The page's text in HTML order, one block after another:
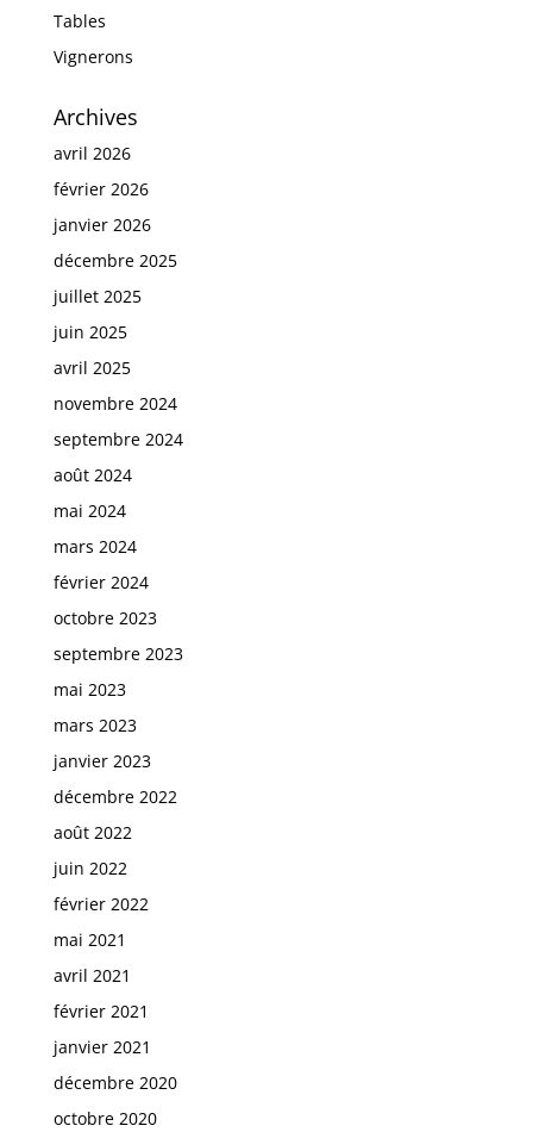
Tables
Vignerons
Archives
avril 2026
février 2026
janvier 2026
décembre 2025
juillet 2025
juin 2025
avril 2025
novembre 2024
septembre 2024
août 2024
mai 2024
mars 2024
février 2024
octobre 2023
septembre 2023
mai 2023
mars 2023
janvier 2023
décembre 2022
août 2022
juin 2022
février 2022
mai 2021
avril 2021
février 2021
janvier 2021
décembre 2020
octobre 2020